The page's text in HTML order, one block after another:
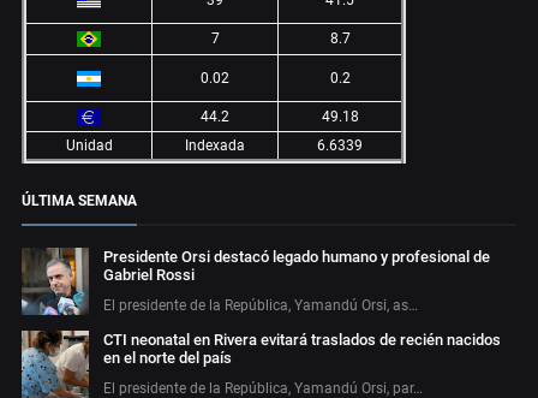
7 8.7
0.02 0.2
44.2
49.18
Unidad
Indexada 6.6339
ÚLTIMA SEMANA
Presidente Orsi destacó legado humano y profesional de
Gabriel Rossi
El presidente de la República, Yamandú Orsi, as…
CTI neonatal en Rivera evitará traslados de recién nacidos
en el norte del país
El presidente de la República, Yamandú Orsi, par…